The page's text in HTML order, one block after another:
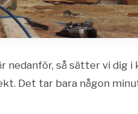
nedanför, så sätter vi dig
Det tar bara någon